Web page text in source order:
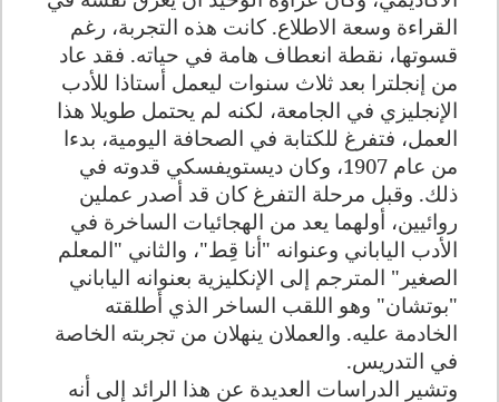
القراءة وسعة الاطلاع. كانت هذه التجربة، رغم
قسوتها، نقطة انعطاف هامة في حياته. فقد عاد
من إنجلترا بعد ثلاث سنوات ليعمل أستاذا للأدب
الإنجليزي في الجامعة، لكنه لم يحتمل طويلا هذا
العمل، فتفرغ للكتابة في الصحافة اليومية، بدءا
من عام 1907، وكان ديستويفسكي قدوته في
ذلك. وقبل مرحلة التفرغ كان قد أصدر عملين
روائيين، أولهما يعد من الهجائيات الساخرة في
الأدب الياباني وعنوانه "أنا قِط"، والثاني "المعلم
الصغير" المترجم إلى الإنكليزية بعنوانه الياباني
"بوتشان" وهو اللقب الساخر الذي أطلقته
الخادمة عليه. والعملان ينهلان من تجربته الخاصة
في التدريس.
وتشير الدراسات العديدة عن هذا الرائد إلى أنه